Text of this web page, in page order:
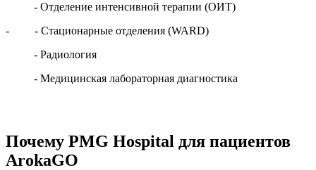
- Отделение интенсивной терапии (ОИТ)
- - Стационарные отделения (WARD)
- Радиология
- Медицинская лабораторная диагностика
Почему PMG Hospital для пациентов
ArokaGO